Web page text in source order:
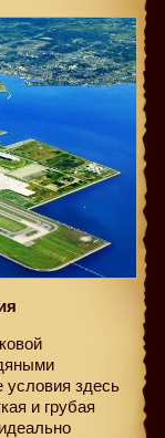
условия здесь
и грубая